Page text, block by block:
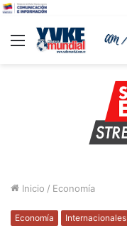
Menu
Inicio / Economía
Economía Internacionales